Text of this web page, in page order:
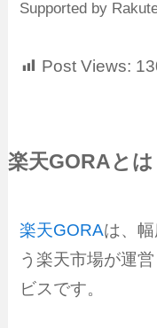
Supported by
Post Views:
楽天GORAとは
楽天GORAは、
う楽天市場が運
ビスです。